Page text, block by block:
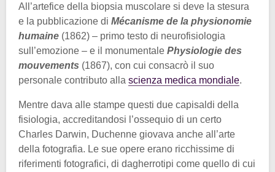
All’artefice della biopsia muscolare si deve la stesura
e la pubblicazione di Mécanisme de la physionomie
humaine (1862) – primo testo di neurofisiologia
sull’emozione – e il monumentale Physiologie des
mouvements (1867), con cui consacrò il suo
personale contributo alla scienza medica mondiale.
Mentre dava alle stampe questi due capisaldi della
fisiologia, accreditandosi l’ossequio di un certo
Charles Darwin, Duchenne giovava anche all’arte
della fotografia. Le sue opere erano ricchissime di
riferimenti fotografici, di dagherrotipi come quello di cui